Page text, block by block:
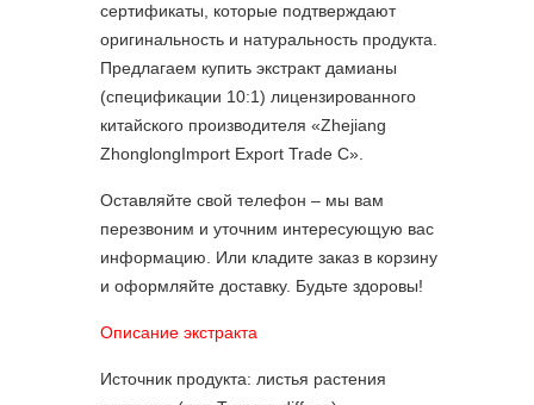
сертификаты, которые подтверждают
оригинальность и натуральность продукта.
Предлагаем купить экстракт дамианы
(спецификации 10:1) лицензированного
китайского производителя «Zhejiang
ZhonglongImport Export Trade C».
Оставляйте свой телефон – мы вам
перезвоним и уточним интересующую вас
информацию. Или кладите заказ в корзину
и оформляйте доставку. Будьте здоровы!
Описание экстракта
Источник продукта: листья растения